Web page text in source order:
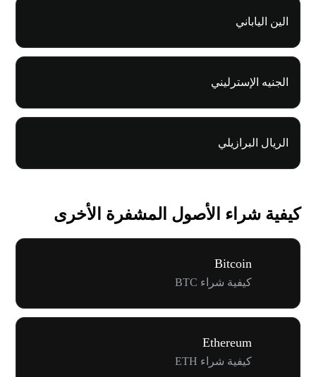
الين الياباني
الجنيه الإسترليني
الريال البرازيلي
كيفية شراء الأصول المشفرة الأخرى
Bitcoin
كيفية شراء BTC
Ethereum
كيفية شراء ETH